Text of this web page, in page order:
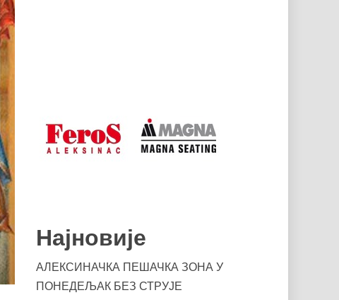
Најновије
АЛЕКСИНАЧКА ПЕШАЧКА ЗОНА У
ПОНЕДЕЉАК БЕЗ СТРУЈЕ